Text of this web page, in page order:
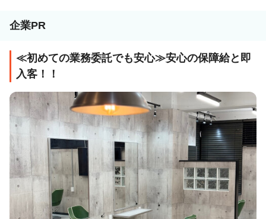
企業PR
≪初めての業務委託でも安心≫安心の保障給と即
入客！！